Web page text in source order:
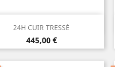
24H CUIR TRESSÉ
Prix
445,00 €
Aperçu rapide